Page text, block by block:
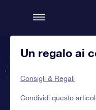
Un regalo ai
Consigli & Regali
Condividi questo